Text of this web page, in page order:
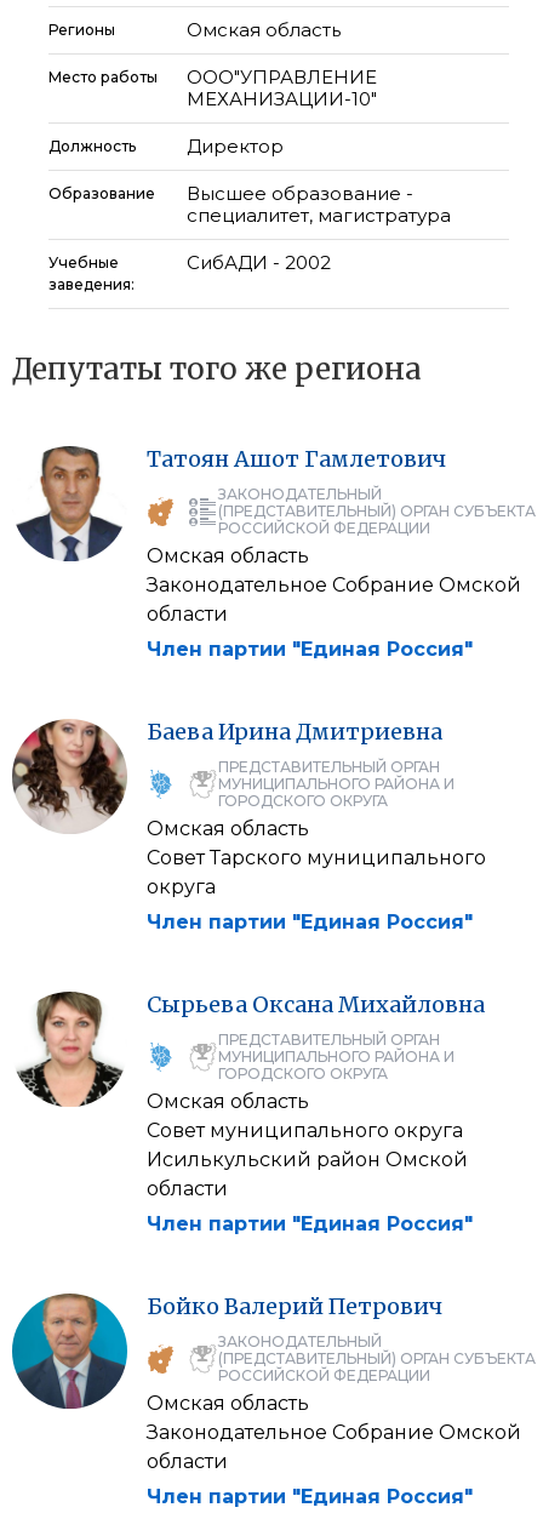
Регионы Омская область
Место работы
ООО"УПРАВЛЕНИЕ
МЕХАНИЗАЦИИ-10"
Должность Директор
Образование
Высшее образование -
специалитет, магистратура
Учебные
заведения:
СибАДИ - 2002
Депутаты того же региона
ТатоянАшот Гамлетович
ЗАКОНОДАТЕЛЬНЫЙ
(ПРЕДСТАВИТЕЛЬНЫЙ) ОРГАН СУБЪЕКТА
РОССИЙСКОЙ ФЕДЕРАЦИИ
Омская область
Законодательное Собрание Омской
области
Член партии "Единая Россия"
БаеваИринаДмитриевна
ПРЕДСТАВИТЕЛЬНЫЙ ОРГАН
МУНИЦИПАЛЬНОГО РАЙОНА И
ГОРОДСКОГО ОКРУГА
Омская область
Совет Тарского муниципального
округа
Член партии "Единая Россия"
Сырьева ОксанаМихайловна
ПРЕДСТАВИТЕЛЬНЫЙ ОРГАН
МУНИЦИПАЛЬНОГО РАЙОНА И
ГОРОДСКОГО ОКРУГА
Омская область
Совет муниципального округа
Исилькульский район Омской
области
Член партии "Единая Россия"
Бойко ВалерийПетрович
ЗАКОНОДАТЕЛЬНЫЙ
(ПРЕДСТАВИТЕЛЬНЫЙ) ОРГАН СУБЪЕКТА
РОССИЙСКОЙ ФЕДЕРАЦИИ
Омская область
Законодательное Собрание Омской
области
Член партии "Единая Россия"